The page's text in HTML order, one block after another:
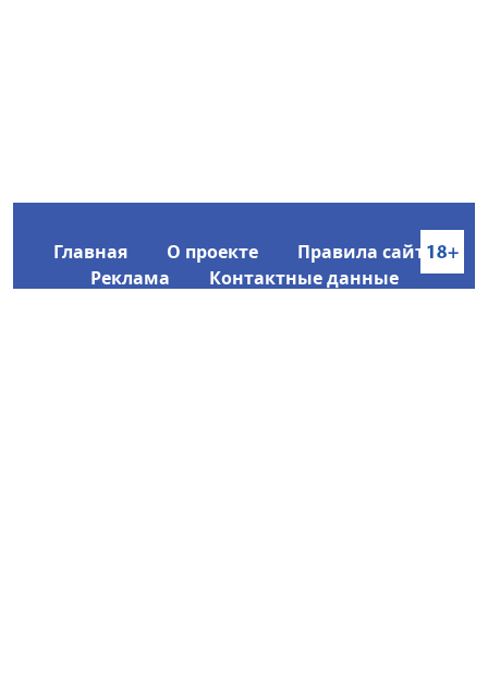
Главная О проекте
Правила сайта
Реклама
Контактные данные